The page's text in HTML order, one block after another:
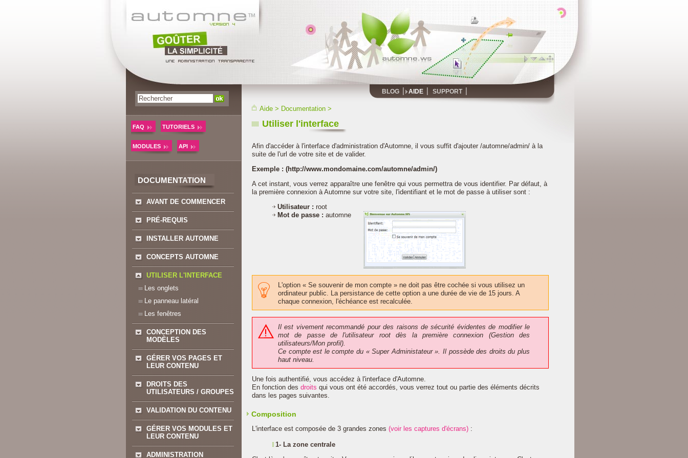
FAQ TUTORIELS
MODULES API
DOCUMENTATION
AVANT DE COMMENCER
PRÉ-REQUIS
INSTALLER AUTOMNE
CONCEPTS AUTOMNE
UTILISER L'INTERFACE
Les onglets
Le panneau latéral
Les fenêtres
CONCEPTION DES
MODÈLES
GÉRER VOS PAGES ET
LEUR CONTENU
DROITS DES
UTILISATEURS / GROUPES
VALIDATION DU CONTENU
GÉRER VOS MODULES ET
LEUR CONTENU
ADMINISTRATION
BLOG AIDE SUPPORT
Aide > Documentation >
Utiliser l'interface
Afin d'accéder à l'interface d'administration d'Automne, il vous suffit d'ajouter /automne/admin/ à la
suite de l'url de votre site et de valider.
Exemple : (http://www.mondomaine.com/automne/admin/)
A cet instant, vous verrez apparaître une fenêtre qui vous permettra de vous identifier. Par défaut, à
la première connexion à Automne sur votre site, l'identifiant et le mot de passe à utiliser sont :
Utilisateur : root
Mot de passe : automne
L'option « Se souvenir de mon compte » ne doit pas être cochée si vous utilisez un
ordinateur public. La persistance de cette option a une durée de vie de 15 jours. A
chaque connexion, l'échéance est recalculée.
Il est vivement recommandé pour des raisons de sécurité évidentes de modifier le
mot de passe de l'utilisateur root dès la première connexion (Gestion des
utilisateurs/Mon profil).
Ce compte est le compte du « Super Administateur ». Il possède des droits du plus
haut niveau.
Une fois authentifié, vous accédez à l'interface d'Automne.
En fonction des droits qui vous ont été accordés, vous verrez tout ou partie des éléments décrits
dans les pages suivantes.
Composition
L'interface est composée de 3 grandes zones (voir les captures d'écrans) :
1- La zone centrale